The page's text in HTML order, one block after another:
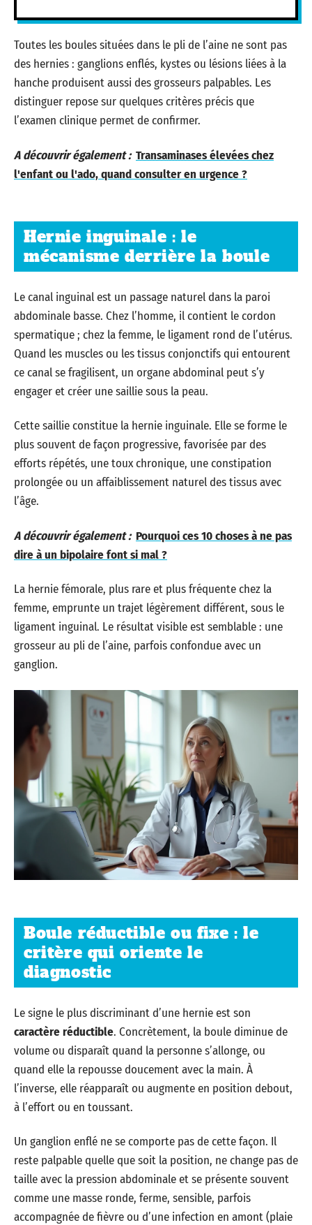
Toutes les boules situées dans le pli de l’aine ne sont pas
des hernies : ganglions enflés, kystes ou lésions liées à la
hanche produisent aussi des grosseurs palpables. Les
distinguer repose sur quelques critères précis que
l’examen clinique permet de confirmer.
A découvrir également : Transaminases élevées chez
l'enfant ou l'ado, quand consulter en urgence ?
Hernie inguinale : le
mécanisme derrière la boule
Le canal inguinal est un passage naturel dans la paroi
abdominale basse. Chez l’homme, il contient le cordon
spermatique ; chez la femme, le ligament rond de l’utérus.
Quand les muscles ou les tissus conjonctifs qui entourent
ce canal se fragilisent, un organe abdominal peut s’y
engager et créer une saillie sous la peau.
Cette saillie constitue la hernie inguinale. Elle se forme le
plus souvent de façon progressive, favorisée par des
efforts répétés, une toux chronique, une constipation
prolongée ou un affaiblissement naturel des tissus avec
l’âge.
A découvrir également : Pourquoi ces 10 choses à ne pas
dire à un bipolaire font si mal ?
La hernie fémorale, plus rare et plus fréquente chez la
femme, emprunte un trajet légèrement différent, sous le
ligament inguinal. Le résultat visible est semblable : une
grosseur au pli de l’aine, parfois confondue avec un
ganglion.
Boule réductible ou fixe : le
critère qui oriente le
diagnostic
Le signe le plus discriminant d’une hernie est son
caractère réductible. Concrètement, la boule diminue de
volume ou disparaît quand la personne s’allonge, ou
quand elle la repousse doucement avec la main. À
l’inverse, elle réapparaît ou augmente en position debout,
à l’effort ou en toussant.
Un ganglion enflé ne se comporte pas de cette façon. Il
reste palpable quelle que soit la position, ne change pas de
taille avec la pression abdominale et se présente souvent
comme une masse ronde, ferme, sensible, parfois
accompagnée de fièvre ou d’une infection en amont (plaie